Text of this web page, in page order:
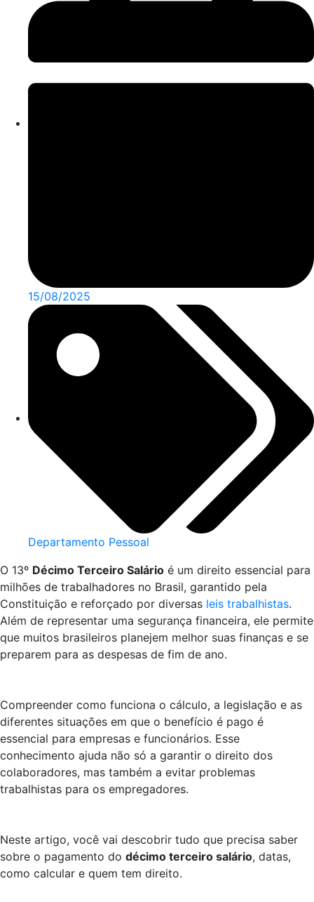
15/08/2025
Departamento Pessoal
O 13º Décimo Terceiro Salário é um direito essencial para
milhões de trabalhadores no Brasil, garantido pela
Constituição e reforçado por diversas leis trabalhistas.
Além de representar uma segurança financeira, ele permite
que muitos brasileiros planejem melhor suas finanças e se
preparem para as despesas de fim de ano.
Compreender como funciona o cálculo, a legislação e as
diferentes situações em que o benefício é pago é
essencial para empresas e funcionários. Esse
conhecimento ajuda não só a garantir o direito dos
colaboradores, mas também a evitar problemas
trabalhistas para os empregadores.
Neste artigo, você vai descobrir tudo que precisa saber
sobre o pagamento do décimo terceiro salário, datas,
como calcular e quem tem direito.